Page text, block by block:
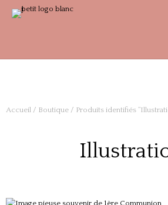
Accueil / Boutique / Produits identifiés